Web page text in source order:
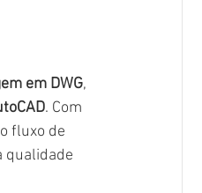
em DWG,
. Com
fluxo de
qualidade